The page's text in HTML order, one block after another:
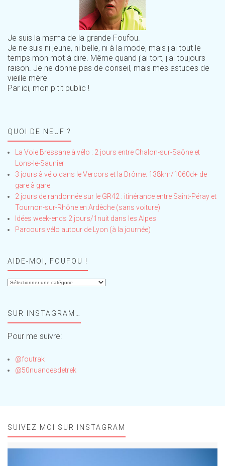
Je suis la mama de la grande Foufou.
Je ne suis ni jeune, ni belle, ni à la mode, mais j'ai tout le
temps mon mot à dire. Même quand j'ai tort, j'ai toujours
raison. Je ne donne pas de conseil, mais mes astuces de
vieille mère
Par ici, mon p'tit public !
QUOI DE NEUF ?
La Voie Bressane à vélo : 2 jours entre Chalon-sur-Saône et
Lons-le-Saunier
3 jours à vélo dans le Vercors et la Drôme: 138km/1060d+ de
gare à gare
2 jours de randonnée sur le GR42 : itinérance entre Saint-Péray et
Tournon-sur-Rhône en Ardèche (sans voiture)
Idées week-ends 2 jours/1nuit dans les Alpes
Parcours vélo autour de Lyon (à la journée)
AIDE-MOI, FOUFOU !
Aide-
!SUR INSTAGRAM…
Pour me suivre:
@foutrak
@50nuancesdetrek
SUIVEZ MOI SUR INSTAGRAM